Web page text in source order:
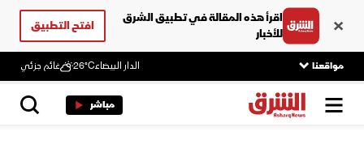
اقرأ هذه المقالة في تطبيق الشرق
للأخبار
افتح التطبيق
مواقعنا الدار البيضاء26°C غائم جزئي
مباشر